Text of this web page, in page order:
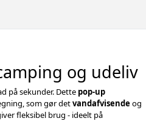
og udeliv
på sekunder. Dette pop-up
som gør detvandafvisendeog
fleksibel brug - ideelt på